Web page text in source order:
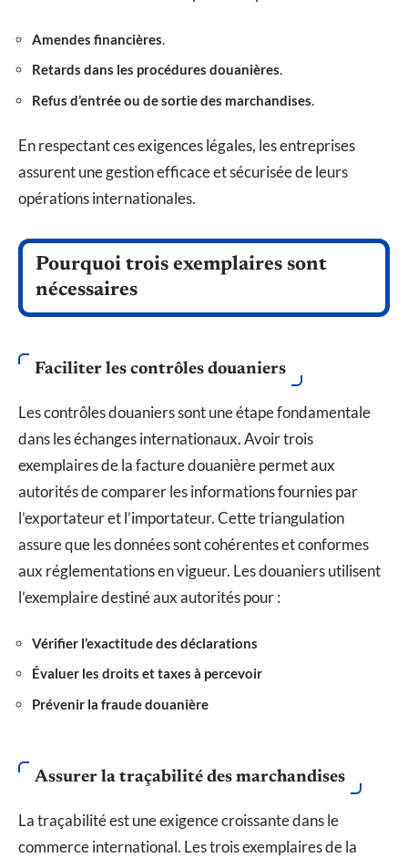
Amendes financières.
Retards dans les procédures douanières.
Refus d’entrée ou de sortie des marchandises.
En respectant ces exigences légales, les entreprises
assurent une gestion efficace et sécurisée de leurs
opérations internationales.
Pourquoi trois exemplaires sont
nécessaires
Faciliter les contrôles douaniers
Les contrôles douaniers sont une étape fondamentale
dans les échanges internationaux. Avoir trois
exemplaires de la facture douanière permet aux
autorités de comparer les informations fournies par
l’exportateur et l’importateur. Cette triangulation
assure que les données sont cohérentes et conformes
aux réglementations en vigueur. Les douaniers utilisent
l’exemplaire destiné aux autorités pour :
Vérifier l’exactitude des déclarations
Évaluer les droits et taxes à percevoir
Prévenir la fraude douanière
Assurer la traçabilité des marchandises
La traçabilité est une exigence croissante dans le
commerce international. Les trois exemplaires de la